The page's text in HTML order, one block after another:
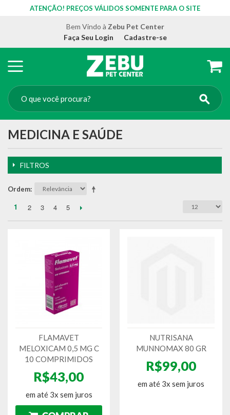
ATENÇÃO! PREÇOS VÁLIDOS SOMENTE PARA O SITE
Bem Vindo à Zebu Pet Center
Faça Seu Login
Cadastre-se
MEDICINA E SAÚDE
FILTROS
Ordem
1 2 3 4 5
FLAMAVET
MELOXICAM 0,5 MG C
10 COMPRIMIDOS
R$43,00
em até 3x sem juros
NUTRISANA
MUNNOMAX 80 GR
R$99,00
em até 3x sem juros